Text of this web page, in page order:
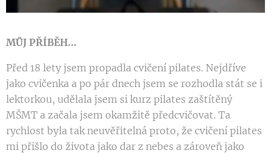
MŮJ PŘÍBĚH...
Před 18 lety jsem propadla cvičení pilates. Nejdříve
jako cvičenka a po pár dnech jsem se rozhodla stát se i
lektorkou, udělala jsem si kurz pilates zaštítěný
MŠMT a začala jsem okamžitě předcvičovat. Ta
rychlost byla tak neuvěřitelná proto, že cvičení pilates
mi přišlo do života jako dar z nebes a zároveň jako